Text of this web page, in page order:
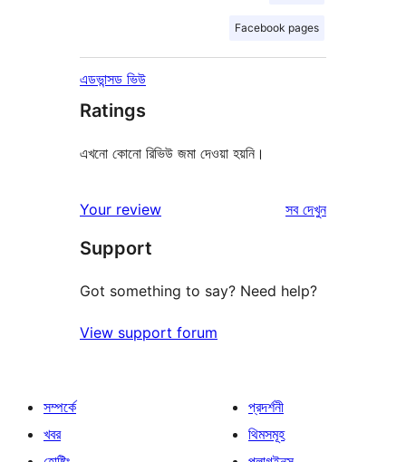
Facebook pages
এডভান্সড ভিউ
Ratings
এখনো কোনো রিভিউ জমা দেওয়া হয়নি।
Your review সবরিভিউ
দেখুন
Support
Got something to say? Need help?
View support forum
সম্পর্কে
খবর
প্রদর্শনী
থিমসমূহ